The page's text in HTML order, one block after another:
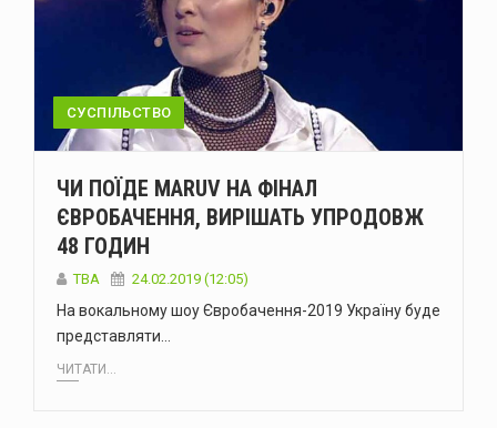
СУСПІЛЬСТВО
ЧИ ПОЇДЕ MARUV НА ФІНАЛ
ЄВРОБАЧЕННЯ, ВИРІШАТЬ УПРОДОВЖ
48 ГОДИН
TBA 24.02.2019 (12:05)
На вокальному шоу Євробачення-2019 Україну буде
представляти…
ЧИТАТИ...